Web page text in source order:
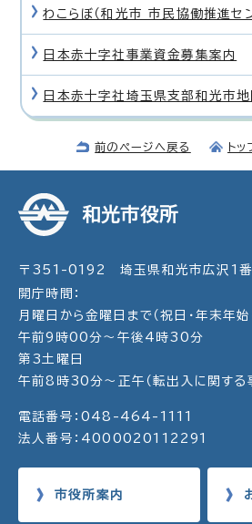
わこらぼ（和光市 市民協働推進セン
日本赤十字社事業資金募集案内
日本赤十字社埼玉県支部和光市地
前のページへ戻る ト
和光市役所
〒351-0192 埼玉県和光市広沢1
開庁時間：
月曜日から金曜日まで（祝日・年末年始
午前9時00分～午後4時30分
第3土曜日
午前8時30分～正午（転出入に関する
電話番号：048-464-1111
法人番号：4000020112291
市役所案内